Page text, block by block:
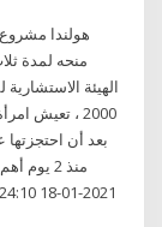
منحه لمدة
الهيئة
بعد أن احتجزتها